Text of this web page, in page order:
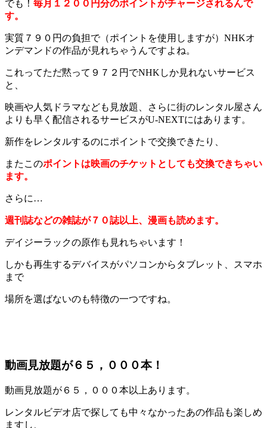
でも！ 毎月１２００円分のポイントがチャージされるんで
す。
実質７９０円の負担で（ポイントを使用しますが）NHKオ
ンデマンドの作品が見れちゃうんですよね。
これってただ黙って９７２円でNHKしか見れないサービス
と、
映画や人気ドラマなども見放題、さらに街のレンタル屋さん
よりも早く配信されるサービスがU-NEXTにはあります。
新作をレンタルするのにポイントで交換できたり、
またこのポイントは映画のチケットとしても交換できちゃい
ます。
さらに…
週刊誌などの雑誌が７０誌以上、漫画も読めます。
デイジーラックの原作も見れちゃいます！
しかも再生するデバイスがパソコンからタブレット、スマホ
まで
場所を選ばないのも特徴の一つですね。
動画見放題が６５，０００本！
動画見放題が６５，０００本以上あります。
レンタルビデオ店で探しても中々なかったあの作品も楽しめ
ますし、